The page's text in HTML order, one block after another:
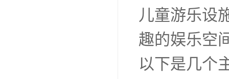
儿童游乐设
趣的娱乐空
以下是几个